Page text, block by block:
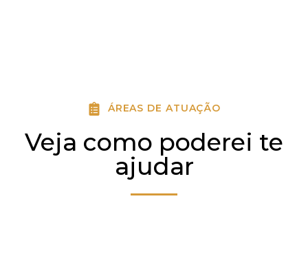
ÁREAS DE ATUAÇÃO
Veja como poderei te
ajudar